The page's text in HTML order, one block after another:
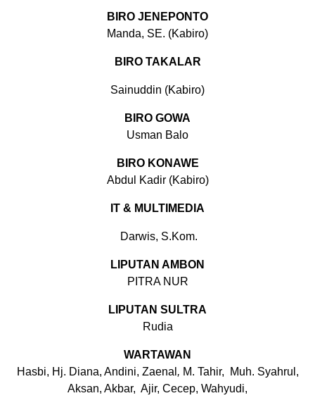
BIRO JENEPONTO
Manda, SE. (Kabiro)
BIRO TAKALAR
Sainuddin (Kabiro)
BIRO GOWA
Usman Balo
BIRO KONAWE
Abdul Kadir (Kabiro)
IT & MULTIMEDIA
Darwis, S.Kom.
LIPUTAN AMBON
PITRA NUR
LIPUTAN SULTRA
Rudia
WARTAWAN
Hasbi, Hj. Diana, Andini, Zaenal , M. Tahir, Muh. Syahrul,
Aksan, Akbar, Ajir, Cecep, Wahyudi,